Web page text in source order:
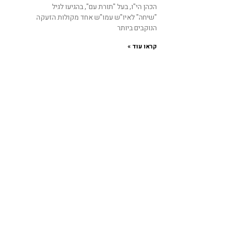
הכהן הי"ו, בעל "תורת עם", בהגיעו לגיל
"שיחה" לאיו"ש עמו"ש אחד מקולות הזעקה
הנוקבים ביותר
קראו עוד »